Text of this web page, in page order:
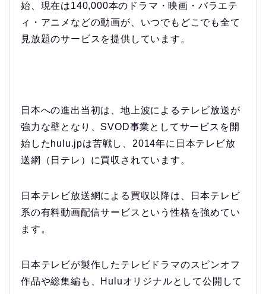
始、現在は140,000本のドラマ・映画・バラエテ
ィ・アニメなどの動画が、いつでもどこでも全て
見放題のサービスを提供しています。
日本への進出当初は、地上波によるテレビ放送が
強力な壁となり、SVOD事業としてサービスを開
始したhulu.jpは苦戦し、2014年に日本テレビ放
送網（日テレ）に買収されています。
日本テレビ放送網による買収以降は、日本テレビ
系の有料動画配信サービスという性格を強めてい
ます。
日本テレビが製作したテレビドラマのスピンオフ
作品や総集編も、Huluオリジナルとして公開して